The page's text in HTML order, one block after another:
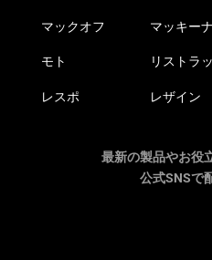
マックオフ マッキー
モト リストラ
レスポ レザイン
最新の製品やお役
公式SNSで